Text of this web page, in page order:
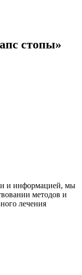
стопы»
и информацией, мы
методов и
лечения